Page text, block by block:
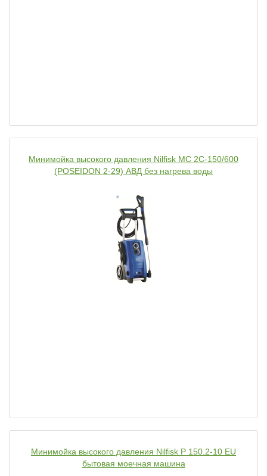
Минимойка высокого давления Nilfisk MC 2C-150/600
(POSEIDON 2-29) АВД без нагрева воды
Минимойка высокого давления Nilfisk P 150.2-10 EU
бытовая моечная машина